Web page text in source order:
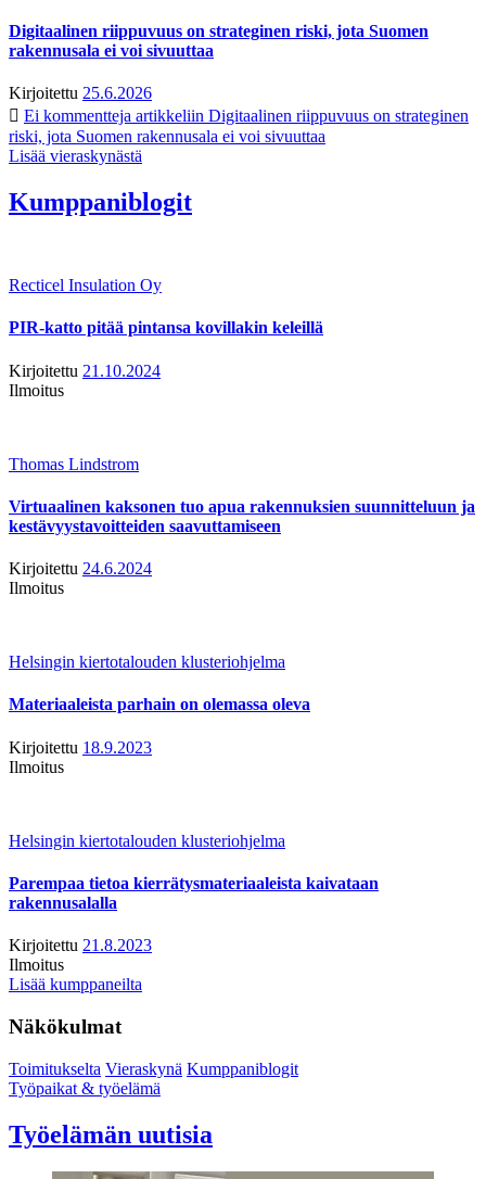
Digitaalinen riippuvuus on strateginen riski, jota Suomen
rakennusala ei voi sivuuttaa
Kirjoitettu 25.6.2026
Ei kommentteja artikkeliin Digitaalinen riippuvuus on strateginen
riski, jota Suomen rakennusala ei voi sivuuttaa
Lisää vieraskynästä
Kumppaniblogit
Recticel Insulation Oy
PIR-katto pitää pintansa kovillakin keleillä
Kirjoitettu 21.10.2024
Ilmoitus
Thomas Lindstrom
Virtuaalinen kaksonen tuo apua rakennuksien suunnitteluun ja
kestävyystavoitteiden saavuttamiseen
Kirjoitettu 24.6.2024
Ilmoitus
Helsingin kiertotalouden klusteriohjelma
Materiaaleista parhain on olemassa oleva
Kirjoitettu 18.9.2023
Ilmoitus
Helsingin kiertotalouden klusteriohjelma
Parempaa tietoa kierrätysmateriaaleista kaivataan
rakennusalalla
Kirjoitettu 21.8.2023
Ilmoitus
Lisää kumppaneilta
Näkökulmat
Toimitukselta Vieraskynä Kumppaniblogit
Työpaikat & työelämä
Työelämän uutisia